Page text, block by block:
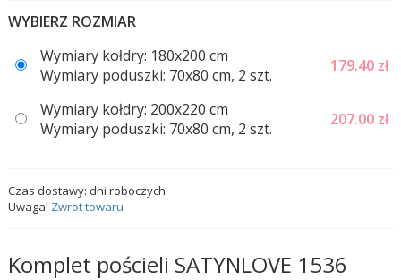
WYBIERZ ROZMIAR
Wymiary kołdry: 180x200 cm
Wymiary poduszki: 70x80 cm, 2 szt.
179.40 zł
Wymiary kołdry: 200x220 cm
Wymiary poduszki: 70x80 cm, 2 szt.
207.00 zł
Czas dostawy: dni roboczych
Uwaga! Zwrot towaru
Komplet pościeli SATYNLOVE 1536